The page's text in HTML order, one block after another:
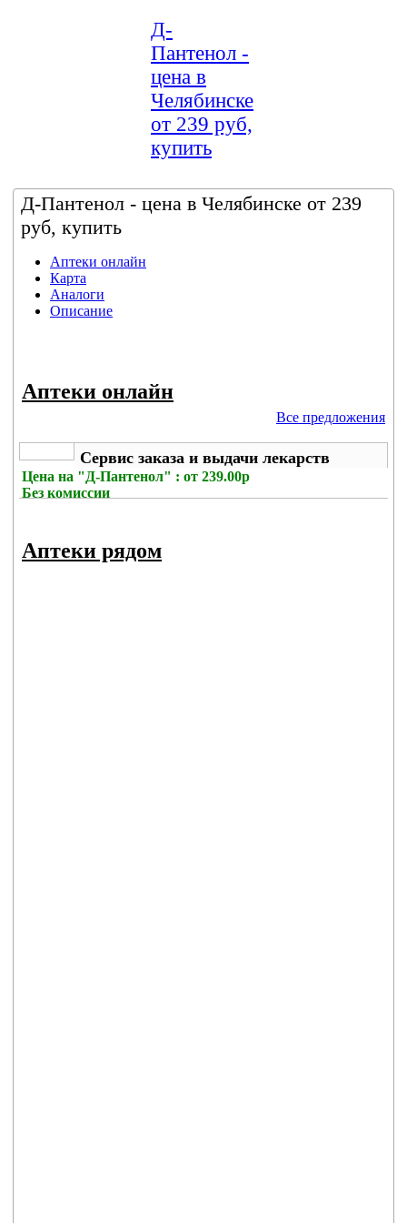
Д-
Пантенол -
цена в
Челябинске
от 239 руб,
купить
Д-Пантенол - цена в Челябинске от 239
руб, купить
Аптеки онлайн
Карта
Аналоги
Описание
Аптеки онлайн
Все предложения
Сервис заказа и выдачи лекарств
Цена на "Д-Пантенол" : от 239.00р
Без комиссии
Аптеки рядом